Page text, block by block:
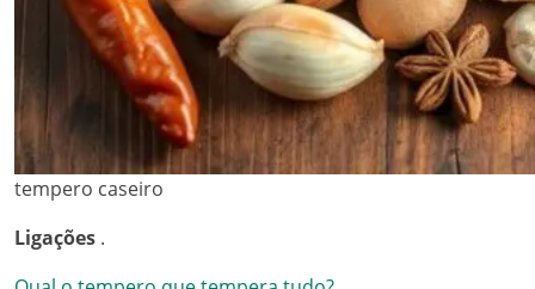
tempero caseiro
Ligações .